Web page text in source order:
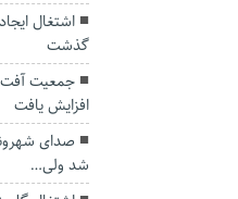
گذشت
جمعیت آفت
افزایش یافت
صدای
شد ولی…